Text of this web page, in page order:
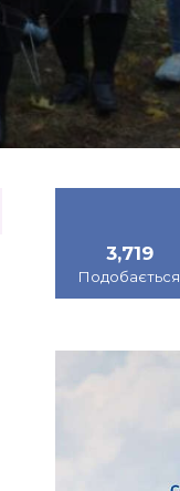
3,719
Подобається